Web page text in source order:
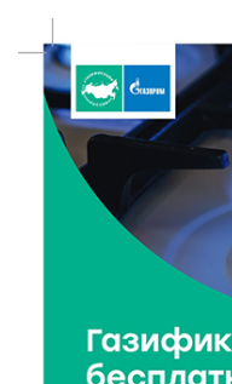
реставрация фасада
7 Авг 2026 18:01
День арбуза
Доме культуры
7 Авг 2026 17:02
Названы первые
работник культуры»